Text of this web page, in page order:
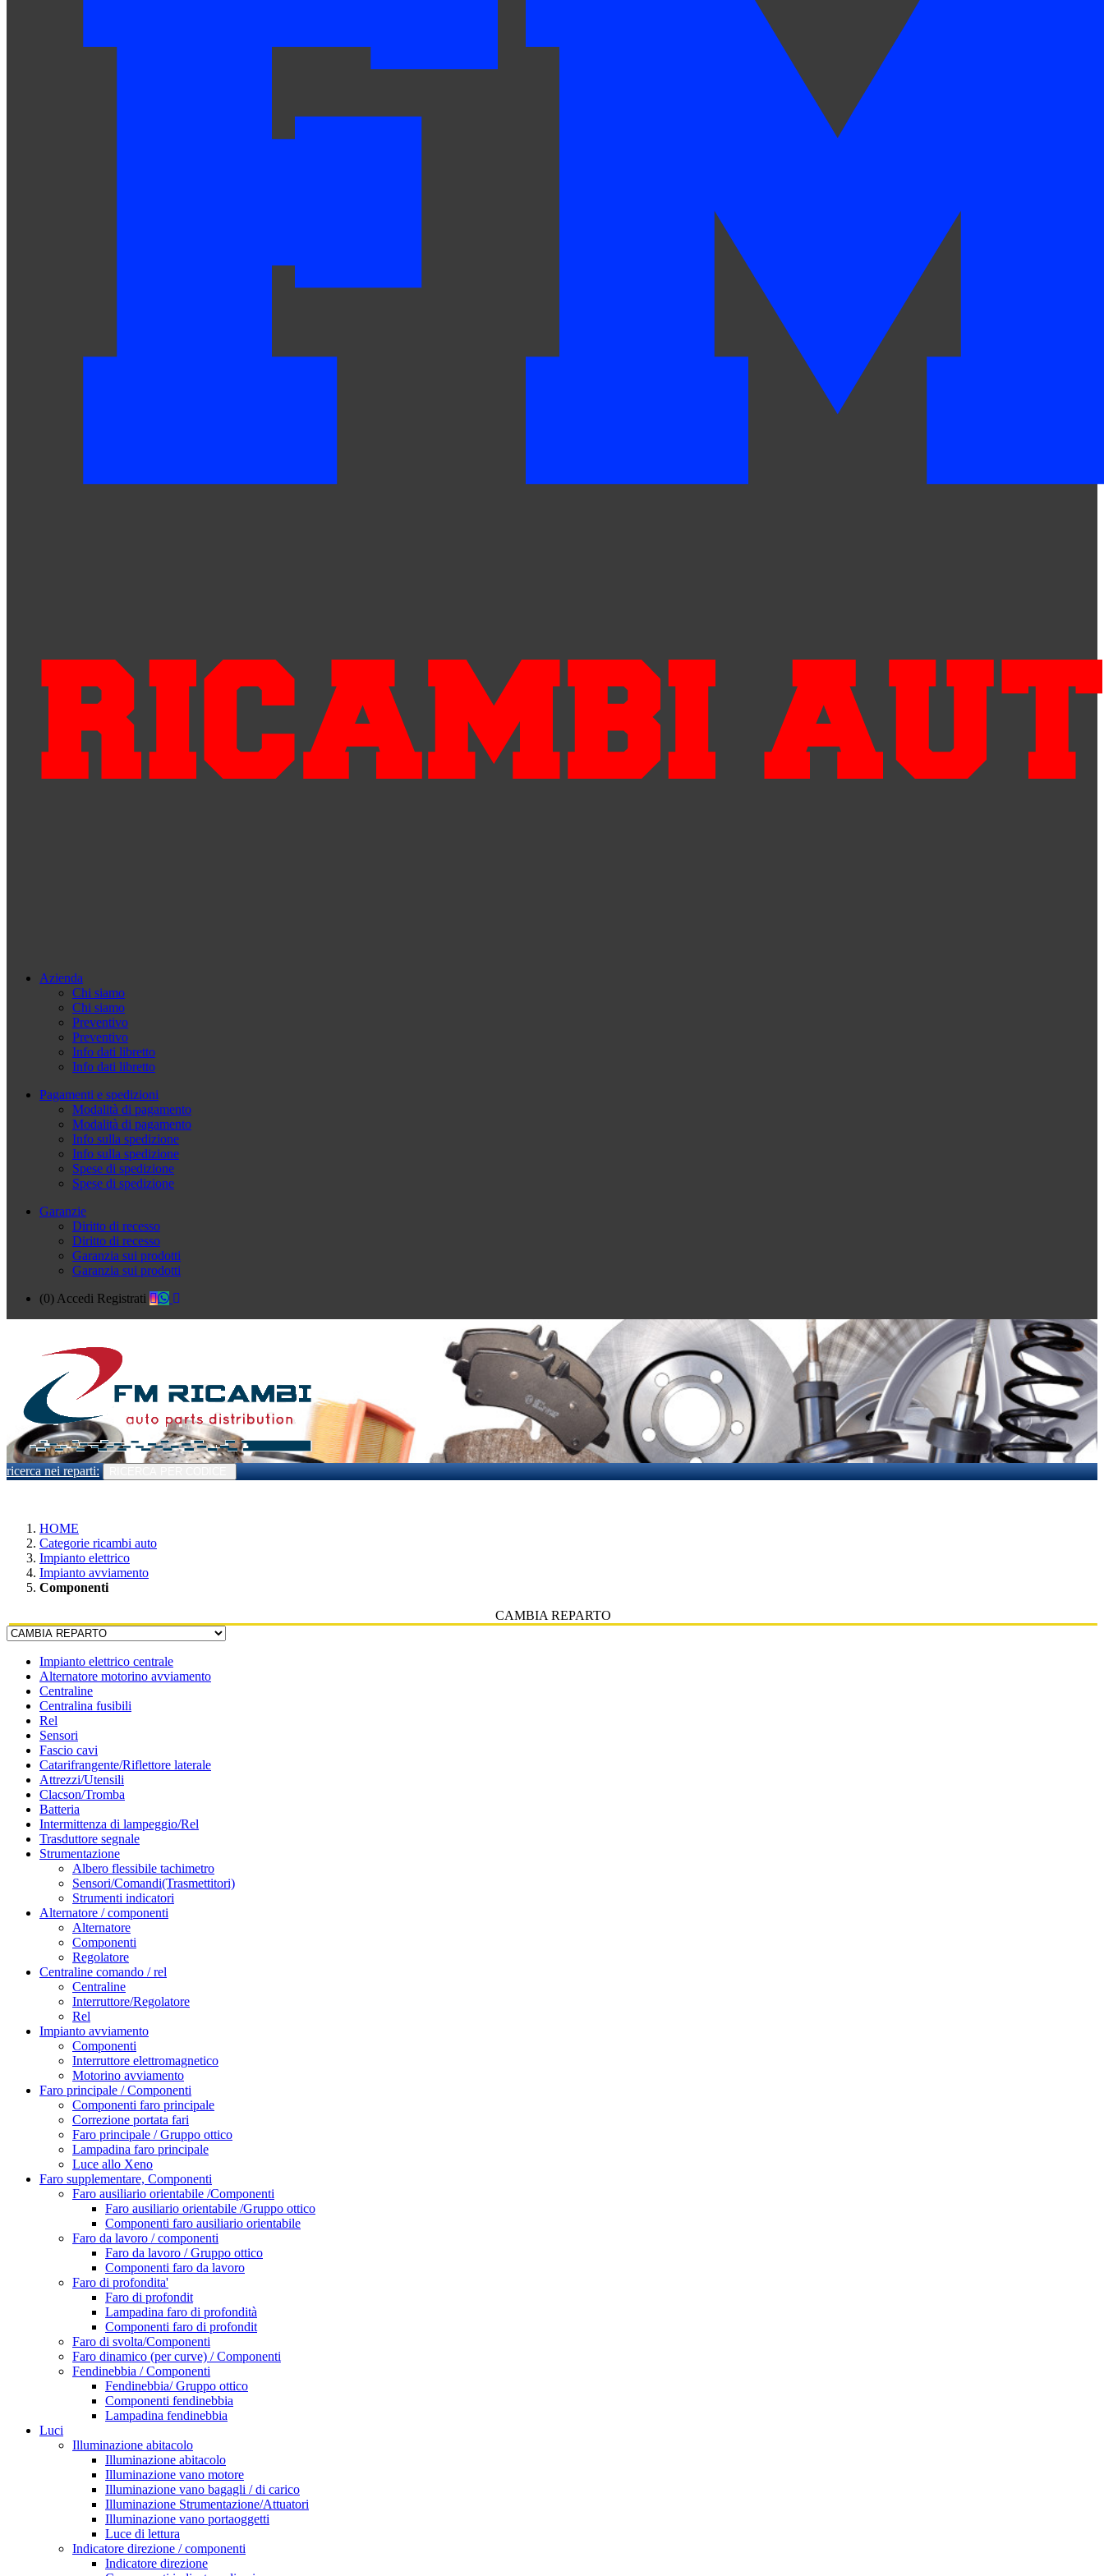
Azienda
Chi siamo
Chi siamo
Preventivo
Preventivo
Info dati libretto
Info dati libretto
Pagamenti e spedizioni
Modalità di pagamento
Modalità di pagamento
Info sulla spedizione
Info sulla spedizione
Spese di spedizione
Spese di spedizione
Garanzie
Diritto di recesso
Diritto di recesso
Garanzia sui prodotti
Garanzia sui prodotti
(0) Accedi Registrati
ricerca nei reparti:
HOME
Categorie ricambi auto
Impianto elettrico
Impianto avviamento
Componenti
CAMBIA REPARTO
Impianto elettrico centrale
Alternatore motorino avviamento
Centraline
Centralina fusibili
Rel
Sensori
Fascio cavi
Catarifrangente/Riflettore laterale
Attrezzi/Utensili
Clacson/Tromba
Batteria
Intermittenza di lampeggio/Rel
Trasduttore segnale
Strumentazione
Albero flessibile tachimetro
Sensori/Comandi(Trasmettitori)
Strumenti indicatori
Alternatore / componenti
Alternatore
Componenti
Regolatore
Centraline comando / rel
Centraline
Interruttore/Regolatore
Rel
Impianto avviamento
Componenti
Interruttore elettromagnetico
Motorino avviamento
Faro principale / Componenti
Componenti faro principale
Correzione portata fari
Faro principale / Gruppo ottico
Lampadina faro principale
Luce allo Xeno
Faro supplementare, Componenti
Faro ausiliario orientabile /Componenti
Faro ausiliario orientabile /Gruppo ottico
Componenti faro ausiliario orientabile
Faro da lavoro / componenti
Faro da lavoro / Gruppo ottico
Componenti faro da lavoro
Faro di profondita'
Faro di profondit
Lampadina faro di profondità
Componenti faro di profondit
Faro di svolta/Componenti
Faro dinamico (per curve) / Componenti
Fendinebbia / Componenti
Fendinebbia/ Gruppo ottico
Componenti fendinebbia
Lampadina fendinebbia
Luci
Illuminazione abitacolo
Illuminazione abitacolo
Illuminazione vano motore
Illuminazione vano bagagli / di carico
Illuminazione Strumentazione/Attuatori
Illuminazione vano portaoggetti
Luce di lettura
Indicatore direzione / componenti
Indicatore direzione